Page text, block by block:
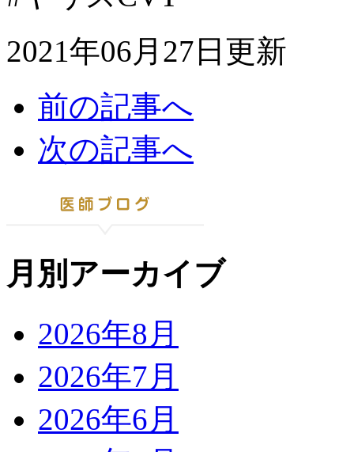
2021年06月27日更新
前の記事へ
次の記事へ
月別アーカイブ
2026年8月
2026年7月
2026年6月